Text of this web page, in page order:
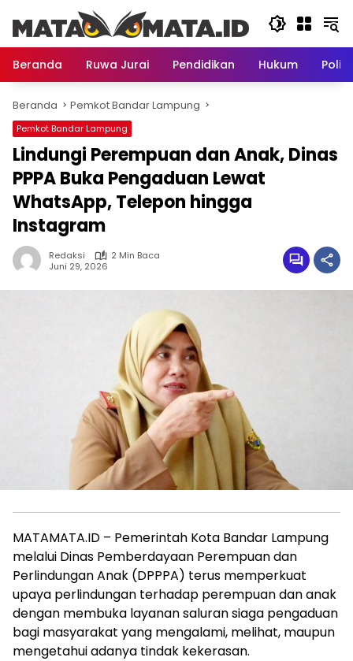
konten
Beranda
Ruwa Jurai Pendidikan Hukum
Beranda Pemkot Bandar Lampung
Pemkot Bandar Lampung
Lindungi Perempuan dan Anak, Dinas
PPPA Buka Pengaduan Lewat
WhatsApp, Telepon hingga
Instagram
Redaksi
2 Min Baca
Juni 29, 2026
MATAMATA.ID – Pemerintah Kota Bandar Lampung
melalui Dinas Pemberdayaan Perempuan dan
Perlindungan Anak (DPPPA) terus memperkuat
upaya perlindungan terhadap perempuan dan anak
dengan membuka layanan saluran siaga pengaduan
bagi masyarakat yang mengalami, melihat, maupun
mengetahui adanya tindak kekerasan.